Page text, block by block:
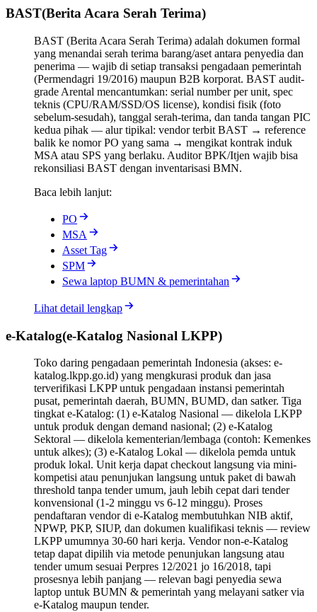
BAST(Berita Acara Serah Terima)
BAST (Berita Acara Serah Terima) adalah dokumen formal
yang menandai serah terima barang/aset antara penyedia dan
penerima — wajib di setiap transaksi pengadaan pemerintah
(Permendagri 19/2016) maupun B2B korporat. BAST audit-
grade Arental mencantumkan: serial number per unit, spec
teknis (CPU/RAM/SSD/OS license), kondisi fisik (foto
sebelum-sesudah), tanggal serah-terima, dan tanda tangan PIC
kedua pihak — alur tipikal: vendor terbit BAST → reference
balik ke nomor PO yang sama → mengikat kontrak induk
MSA atau SPS yang berlaku. Auditor BPK/Itjen wajib bisa
rekonsiliasi BAST dengan inventarisasi BMN.
Baca lebih lanjut:
PO
MSA
Asset Tag
SPM
Sewa laptop BUMN & pemerintahan
Lihat detail lengkap
e-Katalog(e-Katalog Nasional LKPP)
Toko daring pengadaan pemerintah Indonesia (akses: e-
katalog.lkpp.go.id) yang mengkurasi produk dan jasa
terverifikasi LKPP untuk pengadaan instansi pemerintah
pusat, pemerintah daerah, BUMN, BUMD, dan satker. Tiga
tingkat e-Katalog: (1) e-Katalog Nasional — dikelola LKPP
untuk produk dengan demand nasional; (2) e-Katalog
Sektoral — dikelola kementerian/lembaga (contoh: Kemenkes
untuk alkes); (3) e-Katalog Lokal — dikelola pemda untuk
produk lokal. Unit kerja dapat checkout langsung via mini-
kompetisi atau penunjukan langsung untuk paket di bawah
threshold tanpa tender umum, jauh lebih cepat dari tender
konvensional (1-2 minggu vs 6-12 minggu). Proses
pendaftaran vendor di e-Katalog membutuhkan NIB aktif,
NPWP, PKP, SIUP, dan dokumen kualifikasi teknis — review
LKPP umumnya 30-60 hari kerja. Vendor non-e-Katalog
tetap dapat dipilih via metode penunjukan langsung atau
tender umum sesuai Perpres 12/2021 jo 16/2018, tapi
prosesnya lebih panjang — relevan bagi penyedia sewa
laptop untuk BUMN & pemerintah yang melayani satker via
e-Katalog maupun tender.